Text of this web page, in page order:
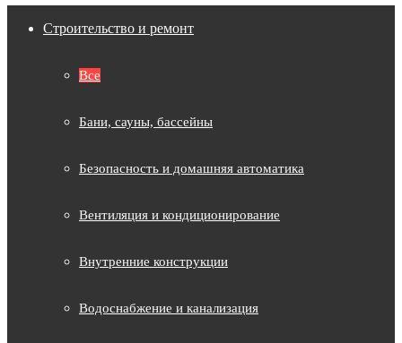
Строительство и ремонт
Все
Бани, сауны, бассейны
Безопасность и домашняя автоматика
Вентиляция и кондиционирование
Внутренние конструкции
Водоснабжение и канализация